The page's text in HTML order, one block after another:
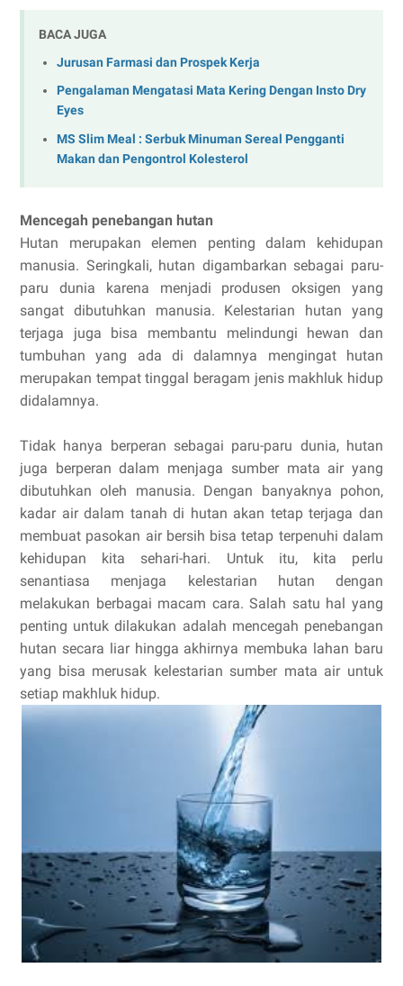
BACA JUGA
Jurusan Farmasi dan Prospek Kerja
Pengalaman Mengatasi Mata Kering Dengan Insto Dry
Eyes
MS Slim Meal : Serbuk Minuman Sereal Pengganti
Makan dan Pengontrol Kolesterol
Mencegah penebangan hutan
Hutan merupakan elemen penting dalam kehidupan
manusia. Seringkali, hutan digambarkan sebagai paru-
paru dunia karena menjadi produsen oksigen yang
sangat dibutuhkan manusia. Kelestarian hutan yang
terjaga juga bisa membantu melindungi hewan dan
tumbuhan yang ada di dalamnya mengingat hutan
merupakan tempat tinggal beragam jenis makhluk hidup
didalamnya.
Tidak hanya berperan sebagai paru-paru dunia, hutan
juga berperan dalam menjaga sumber mata air yang
dibutuhkan oleh manusia. Dengan banyaknya pohon,
kadar air dalam tanah di hutan akan tetap terjaga dan
membuat pasokan air bersih bisa tetap terpenuhi dalam
kehidupan kita sehari-hari. Untuk itu, kita perlu
senantiasa menjaga kelestarian hutan dengan
melakukan berbagai macam cara. Salah satu hal yang
penting untuk dilakukan adalah mencegah penebangan
hutan secara liar hingga akhirnya membuka lahan baru
yang bisa merusak kelestarian sumber mata air untuk
setiap makhluk hidup.